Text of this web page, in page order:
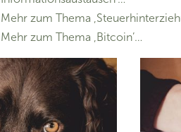
Mehr zum Thema
Mehr zum Thema ‚Bitcoin’…